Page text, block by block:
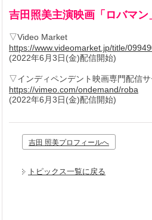
吉田照美主演映画「ロバマ
▽Video Market
https://www.videomarket.jp/title/
(2022年6月3日(金)配信開始)
▽インディペンデント映画専門配信
https://vimeo.com/ondemand/roba
(2022年6月3日(金)配信開始)
吉田 照美プロフィールへ
トピックス一覧に戻る